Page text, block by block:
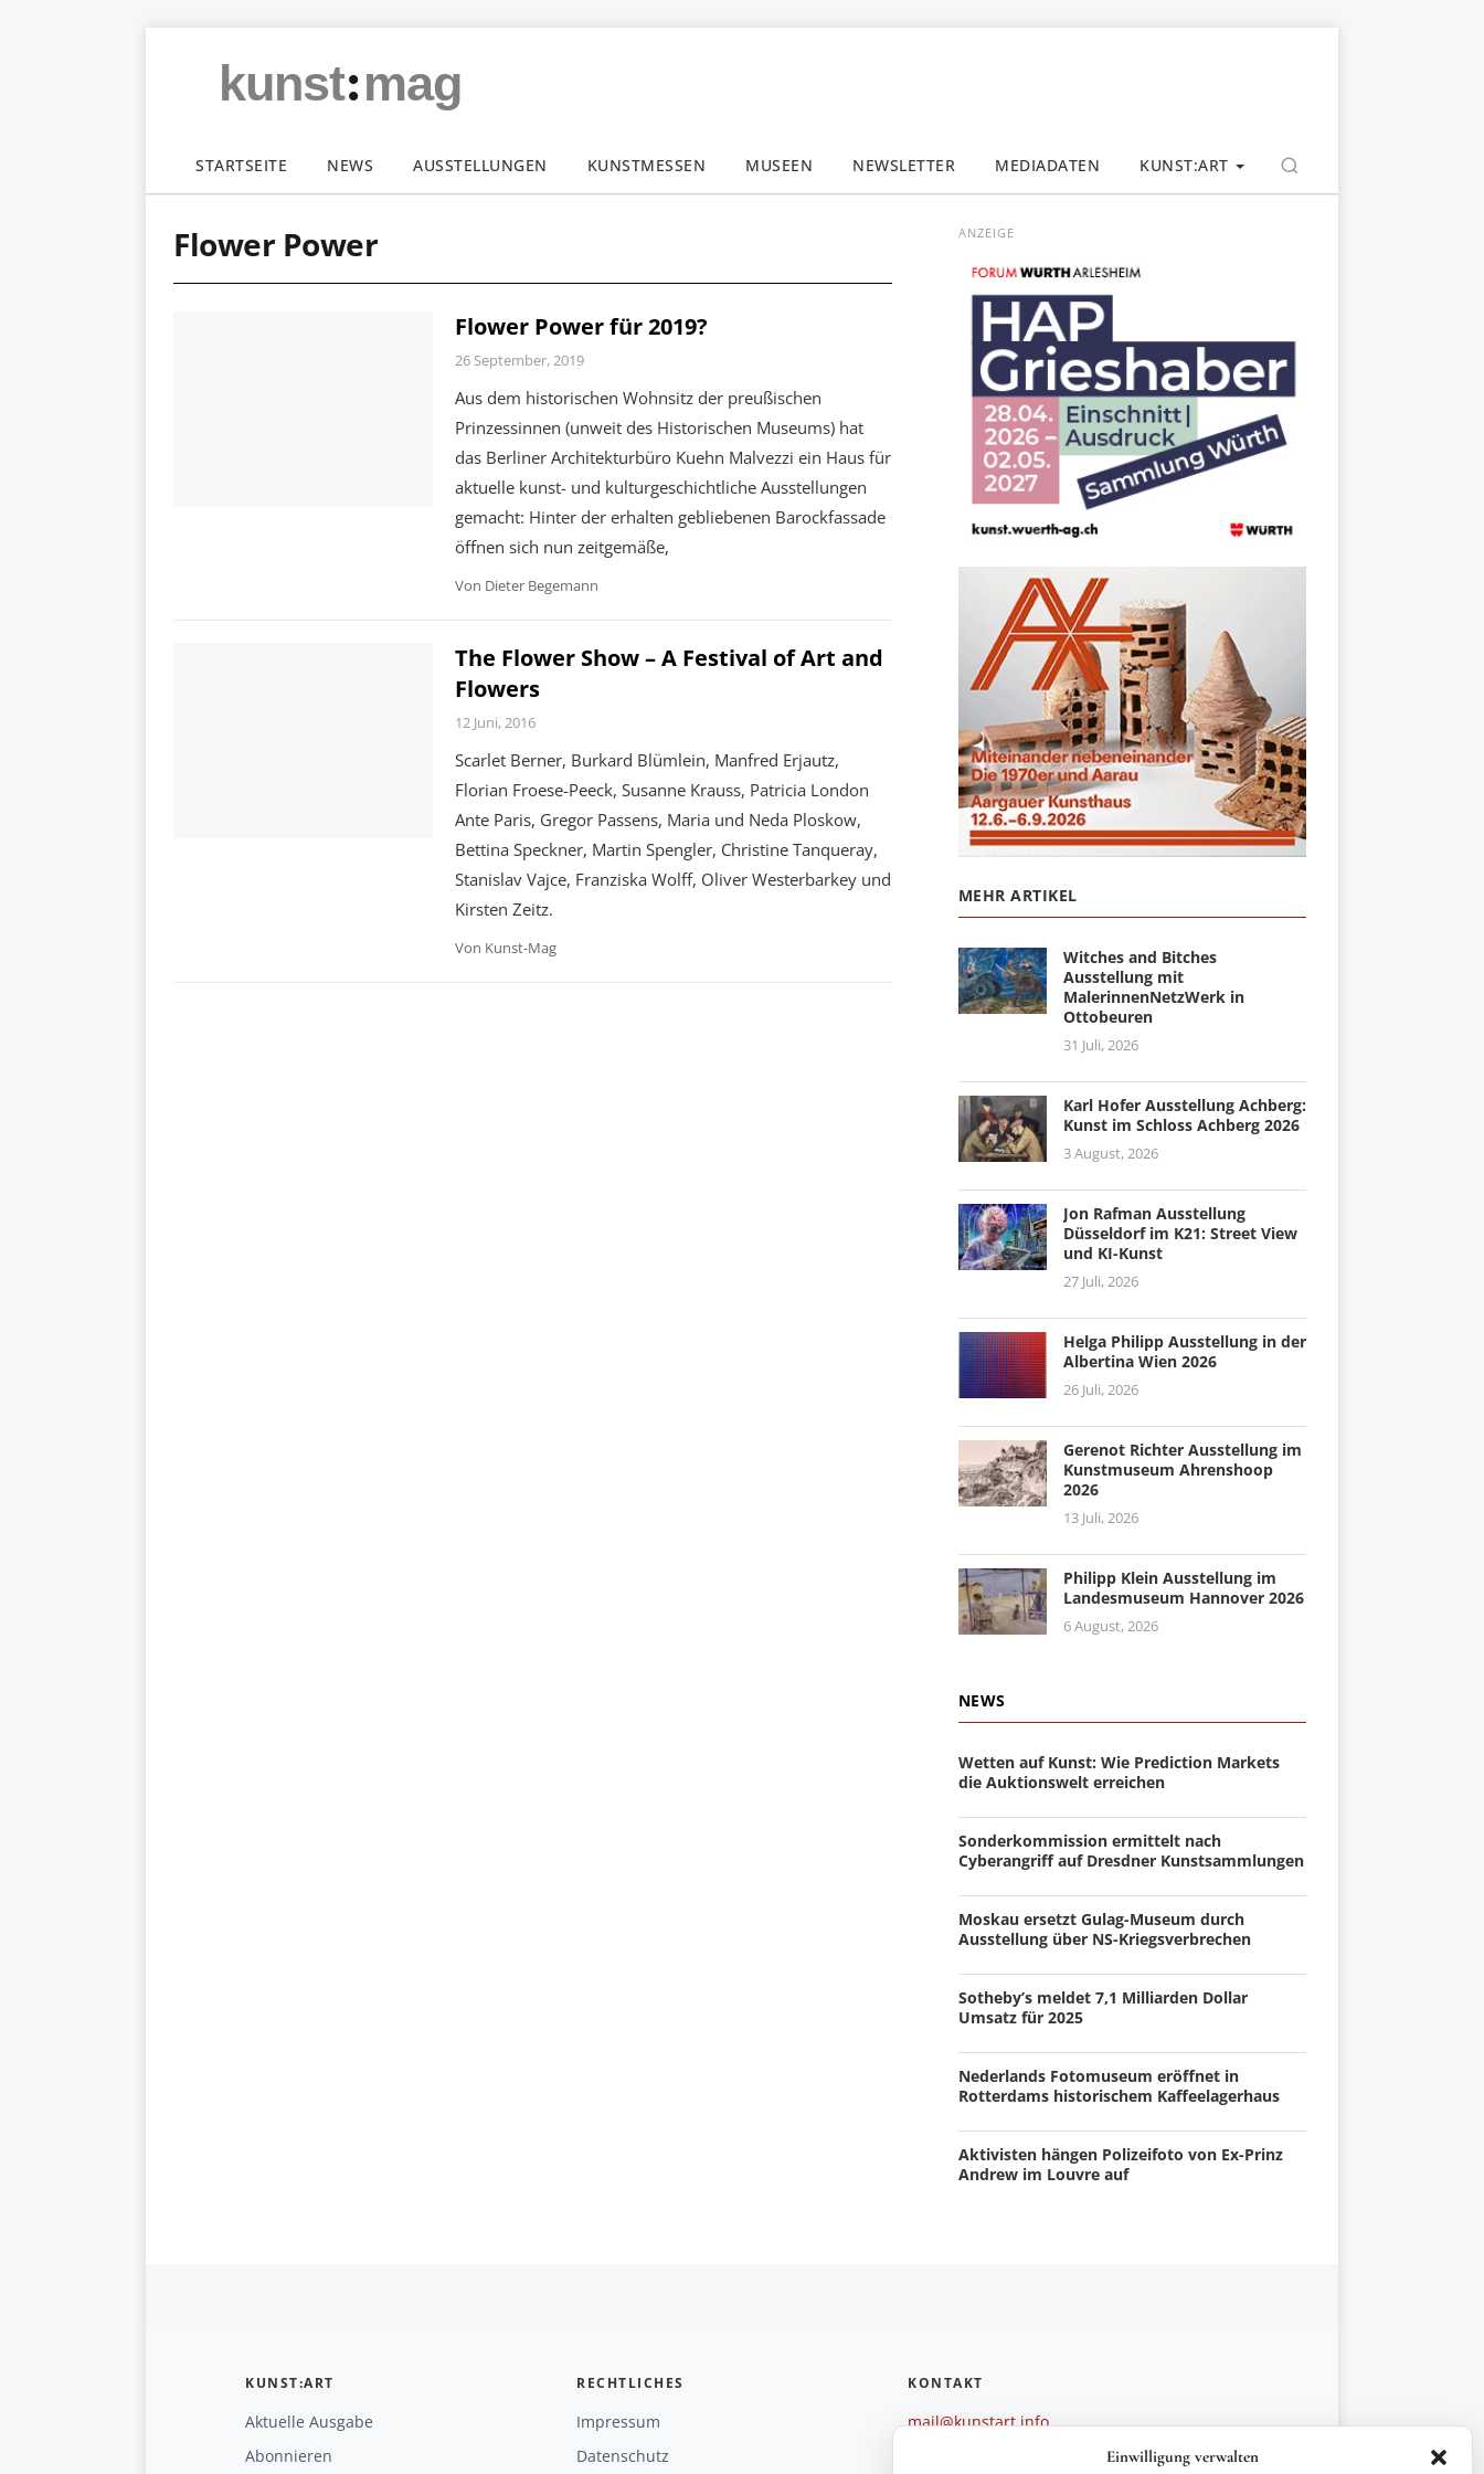
Einwilligung verwalten
kunst:mag
STARTSEITE NEWS AUSSTELLUNGEN KUNSTMESSEN MUSEEN NEWSLETTER MEDIADATEN KUNST:ART
Flower Power
Flower Power für 2019?
26 September, 2019
Aus dem historischen Wohnsitz der preußischen
Prinzessinnen (unweit des Historischen Museums) hat
das Berliner Architekturbüro Kuehn Malvezzi ein Haus für
aktuelle kunst- und kulturgeschichtliche Ausstellungen
gemacht: Hinter der erhalten gebliebenen Barockfassade
öffnen sich nun zeitgemäße,
Von Dieter Begemann
The Flower Show – A Festival of Art and
Flowers
12 Juni, 2016
Scarlet Berner, Burkard Blümlein, Manfred Erjautz,
Florian Froese-Peeck, Susanne Krauss, Patricia London
Ante Paris, Gregor Passens, Maria und Neda Ploskow,
Bettina Speckner, Martin Spengler, Christine Tanqueray,
Stanislav Vajce, Franziska Wolff, Oliver Westerbarkey und
Kirsten Zeitz.
Von Kunst-Mag
ANZEIGE
MEHR ARTIKEL
Witches and Bitches
Ausstellung mit
MalerinnenNetzWerk in
Ottobeuren
31 Juli, 2026
Karl Hofer Ausstellung Achberg:
Kunst im Schloss Achberg 2026
3 August, 2026
Jon Rafman Ausstellung
Düsseldorf im K21: Street View
und KI-Kunst
27 Juli, 2026
Helga Philipp Ausstellung in der
Albertina Wien 2026
26 Juli, 2026
Gerenot Richter Ausstellung im
Kunstmuseum Ahrenshoop
2026
13 Juli, 2026
Philipp Klein Ausstellung im
Landesmuseum Hannover 2026
6 August, 2026
NEWS
Wetten auf Kunst: Wie Prediction Markets
die Auktionswelt erreichen
Sonderkommission ermittelt nach
Cyberangriff auf Dresdner Kunstsammlungen
Moskau ersetzt Gulag-Museum durch
Ausstellung über NS-Kriegsverbrechen
Sotheby’s meldet 7,1 Milliarden Dollar
Umsatz für 2025
Nederlands Fotomuseum eröffnet in
Rotterdams historischem Kaffeelagerhaus
Aktivisten hängen Polizeifoto von Ex-Prinz
Andrew im Louvre auf
KUNST:ART
Aktuelle Ausgabe
Abonnieren
RECHTLICHES
Impressum
Datenschutz
KONTAKT
mail@kunstart.info